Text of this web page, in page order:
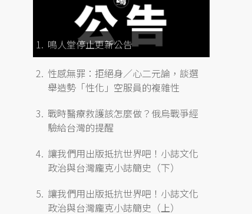
鳴人堂停止更新公告
性感無罪：拒絕身／心二元論，談選
舉造勢「性化」空服員的複雜性
戰時醫療救護該怎麼做？俄烏戰爭經
驗給台灣的提醒
讓我們用出版抵抗世界吧！小誌文化
政治與台灣龐克小誌簡史（下）
讓我們用出版抵抗世界吧！小誌文化
政治與台灣龐克小誌簡史（上）